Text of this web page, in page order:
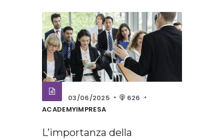
03/06/2025
626
ACADEMYIMPRESA
L’importanza della